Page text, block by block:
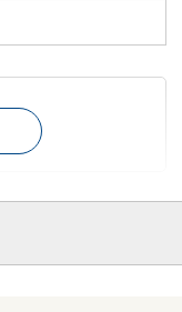
レスポンスが早い